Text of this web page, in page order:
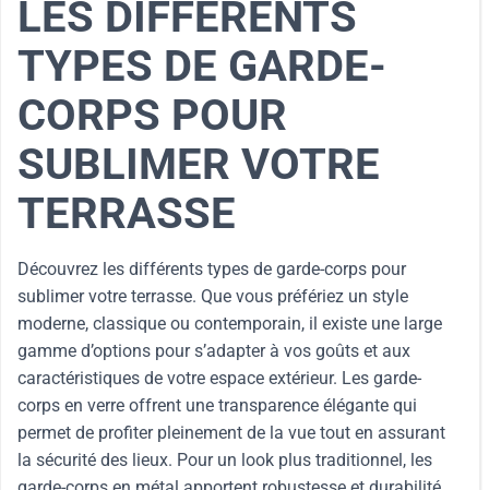
LES DIFFÉRENTS
TYPES DE GARDE-
CORPS POUR
SUBLIMER VOTRE
TERRASSE
Découvrez les différents types de garde-corps pour
sublimer votre terrasse. Que vous préfériez un style
moderne, classique ou contemporain, il existe une large
gamme d’options pour s’adapter à vos goûts et aux
caractéristiques de votre espace extérieur. Les garde-
corps en verre offrent une transparence élégante qui
permet de profiter pleinement de la vue tout en assurant
la sécurité des lieux. Pour un look plus traditionnel, les